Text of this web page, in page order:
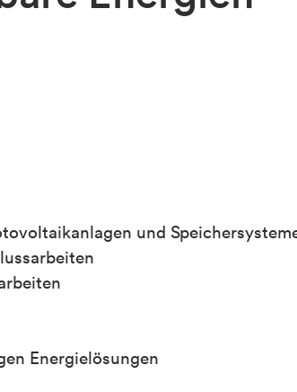
und
Energielösungen